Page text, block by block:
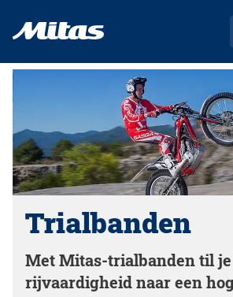
Trialbanden
Met Mitas-trialbanden til
rijvaardigheid naar een